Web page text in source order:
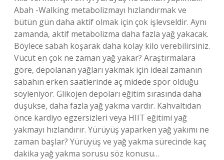
Abah -Walking metabolizmayı hızlandırmak ve
bütün gün daha aktif olmak için çok işlevseldir. Aynı
zamanda, aktif metabolizma daha fazla yağ yakacak.
Böylece sabah koşarak daha kolay kilo verebilirsiniz.
Vücut en çok ne zaman yağ yakar? Araştırmalara
göre, depolanan yağları yakmak için ideal zamanın
sabahın erken saatlerinde aç midede spor olduğu
söyleniyor. Glikojen depoları eğitim sırasında daha
düşükse, daha fazla yağ yakma vardır. Kahvaltıdan
önce kardiyo egzersizleri veya HIIT eğitimi yağ
yakmayı hızlandırır. Yürüyüş yaparken yağ yakımı ne
zaman başlar? Yürüyüş ve yağ yakma sürecinde kaç
dakika yağ yakma sorusu söz konusu…